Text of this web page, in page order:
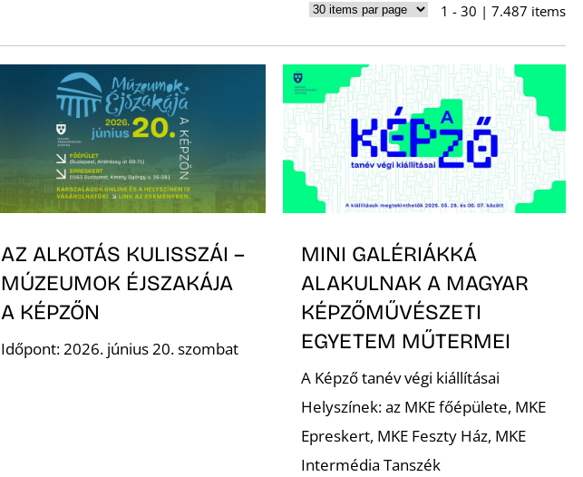
1 - 30 | 7.487 items
AZ ALKOTÁS KULISSZÁI –
MÚZEUMOK ÉJSZAKÁJA
A KÉPZŐN
Időpont: 2026. június 20. szombat
MINI GALÉRIÁKKÁ
ALAKULNAK A MAGYAR
KÉPZŐMŰVÉSZETI
EGYETEM MŰTERMEI
A Képző tanév végi kiállításai
Helyszínek: az MKE főépülete, MKE
Epreskert, MKE Feszty Ház, MKE
Intermédia Tanszék